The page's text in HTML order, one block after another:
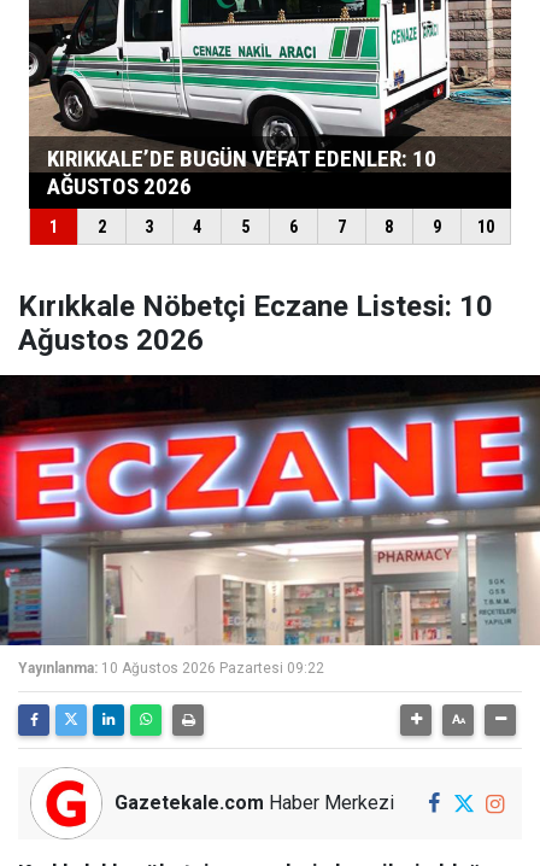
Kırıkkale Nöbetçi Eczane Listesi: 10
Ağustos 2026
Yayınlanma: 10 Ağustos 2026 Pazartesi 09:22
Gazetekale.com Haber Merkezi